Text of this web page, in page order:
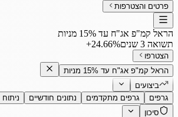
פרטים והצטרפות
הראל קמ"פ אג"ח עד 15% מניות
תשואה 3 שנים
‎+24.66%
הצטרפו
הראל קמ"פ אג"ח עד 15% מניות
ביצועים
גרפים
גרפים מתקדמים נתונים חודשיים ניתוח
סיכון